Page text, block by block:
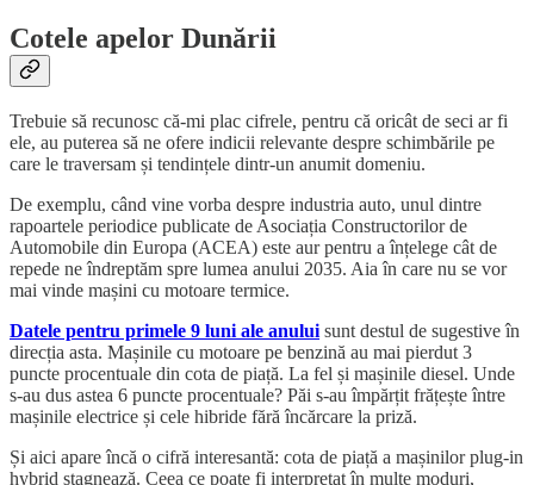
Cotele apelor Dunării
Trebuie să recunosc că-mi plac cifrele, pentru că oricât de seci ar fi
ele, au puterea să ne ofere indicii relevante despre schimbările pe
care le traversam și tendințele dintr-un anumit domeniu.
De exemplu, când vine vorba despre industria auto, unul dintre
rapoartele periodice publicate de Asociația Constructorilor de
Automobile din Europa (ACEA) este aur pentru a înțelege cât de
repede ne îndreptăm spre lumea anului 2035. Aia în care nu se vor
mai vinde mașini cu motoare termice.
Datele pentru primele 9 luni ale anului sunt destul de sugestive în
direcția asta. Mașinile cu motoare pe benzină au mai pierdut 3
puncte procentuale din cota de piață. La fel și mașinile diesel. Unde
s-au dus astea 6 puncte procentuale? Păi s-au împărțit frățește între
mașinile electrice și cele hibride fără încărcare la priză.
Și aici apare încă o cifră interesantă: cota de piață a mașinilor plug-in
hybrid stagnează. Ceea ce poate fi interpretat în multe moduri,